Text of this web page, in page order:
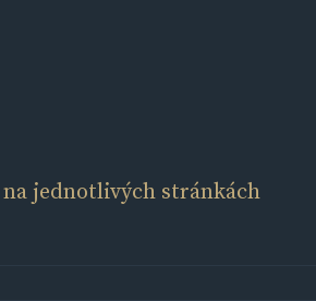
na jednotlivých stránkách